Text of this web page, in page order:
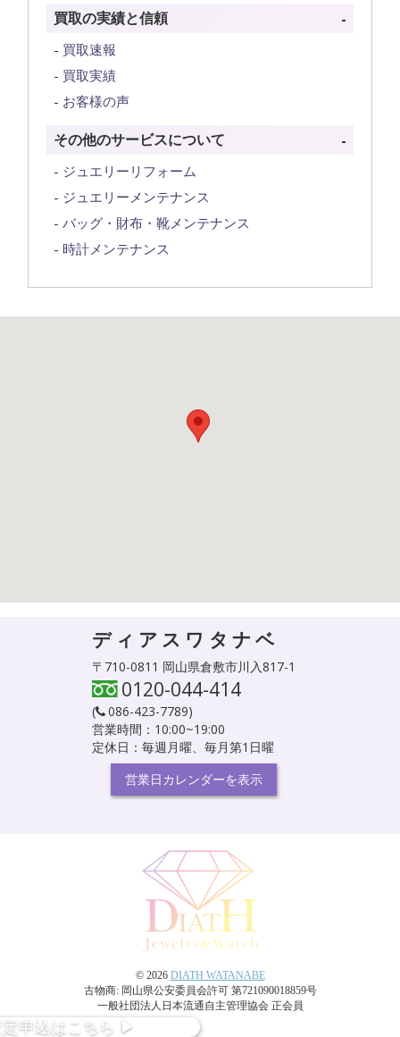
買取の実績と信頼
買取速報
買取実績
お客様の声
その他のサービスについて
ジュエリーリフォーム
ジュエリーメンテナンス
バッグ・財布・靴メンテナンス
時計メンテナンス
ディアスワタナベ
〒710-0811 岡山県倉敷市川入817-1
0120-044-414
( 086-423-7789)
営業時間：10:00~19:00
定休日：毎週月曜、毎月第1日曜
営業日カレンダーを表示
申込 はこちら ▶︎
© 2026 DIATH WATANABE
古物商: 岡山県公安委員会許可 第721090018859号
一般社団法人日本流通自主管理協会 正会員